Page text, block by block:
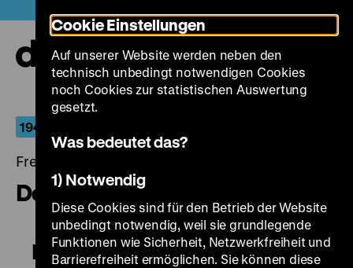
zum
Seiteninhalt
springen
1945 - Niederlage. Befreiung. Neuanfang
Freitag, 22. Mai 2015, 21.00 - 00.00 Uhr
Der Verlorene
Der Verlorene
Cookie Einstellungen
Auf unserer Website werden neben den
technisch unbedingt notwendigen Cookies
noch Cookies zur statistischen Auswertung
gesetzt.
Was bedeutet das?
1) Notwendig
Diese Cookies sind für den Betrieb der Website
unbedingt notwendig, weil sie grundlegende
Funktionen wie Sicherheit, Netzwerkfreiheit und
Barrierefreiheit ermöglichen. Sie können diese